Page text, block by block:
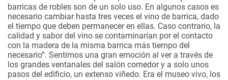
barricas de robles son de un solo uso. En algunos casos es
necesario cambiar hasta tres veces el vino de barrica, dado
el tiempo que deben permanecer en ellas. Caso contrario, la
calidad y sabor del vino se contaminarían por el contacto
con la madera de la misma barrica más tiempo del
necesario”. Sentimos una gran emoción al ver a través de
los grandes ventanales del salón comedor y a solo unos
pasos del edificio, un extenso viñedo. Era el museo vivo, los